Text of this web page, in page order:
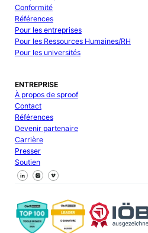
Conformité
Références
Pour les entreprises
Pour les Ressources Humaines/RH
Pour les universités
ENTREPRISE
À propos de sproof
Contact
Références
Devenir partenaire
Carrière
Presser
Soutien
Suivez-nous sur Facebook
Suivez-nous sur X
Suivez-nous sur LinkedIn